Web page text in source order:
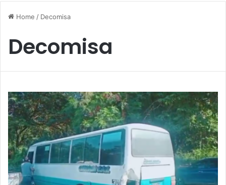
Home / Decomisa
Decomisa